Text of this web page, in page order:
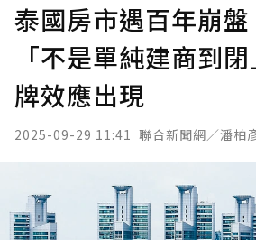
泰國房市遇百年崩
「不是單純建商到
牌效應出現
2025-09-29 11:41 聯合新聞網／潘柏